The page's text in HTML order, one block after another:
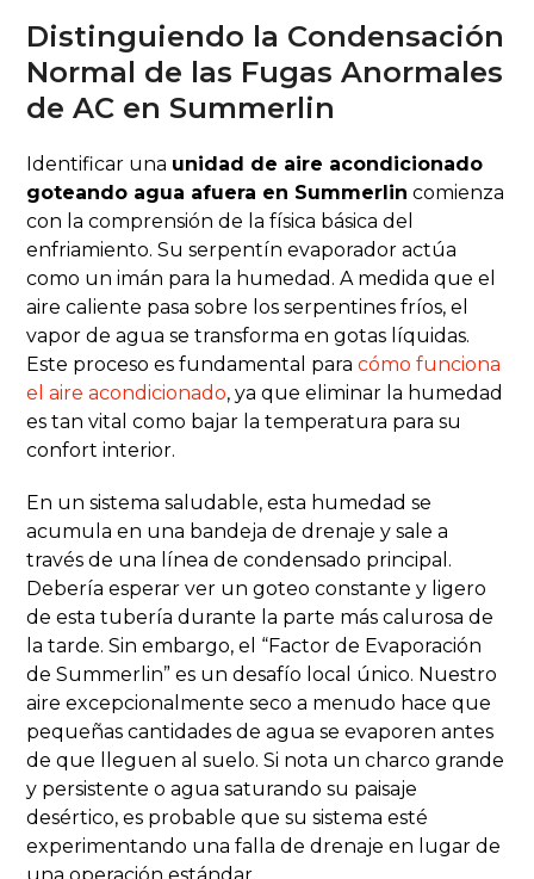
Distinguiendo la Condensación
Normal de las Fugas Anormales
de AC en Summerlin
Identificar una unidad de aire acondicionado
goteando agua afuera en Summerlin comienza
con la comprensión de la física básica del
enfriamiento. Su serpentín evaporador actúa
como un imán para la humedad. A medida que el
aire caliente pasa sobre los serpentines fríos, el
vapor de agua se transforma en gotas líquidas.
Este proceso es fundamental paracómo funciona
el aire acondicionado, ya que eliminar la humedad
es tan vital como bajar la temperatura para su
confort interior.
En un sistema saludable, esta humedad se
acumula en una bandeja de drenaje y sale a
través de una línea de condensado principal.
Debería esperar ver un goteo constante y ligero
de esta tubería durante la parte más calurosa de
la tarde. Sin embargo, el “Factor de Evaporación
de Summerlin” es un desafío local único. Nuestro
aire excepcionalmente seco a menudo hace que
pequeñas cantidades de agua se evaporen antes
de que lleguen al suelo. Si nota un charco grande
y persistente o agua saturando su paisaje
desértico, es probable que su sistema esté
experimentando una falla de drenaje en lugar de